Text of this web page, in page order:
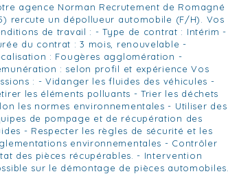
agence Norman Recrutement de Romagné
rercute un dépollueur automobile (F/H). Vos
de travail : - Type de contrat : Intérim -
du contrat : 3 mois, renouvelable -
: Fougères agglomération -
: selon profil et expérience Vos
: - Vidanger les fluides des véhicules -
les éléments polluants - Trier les déchets
les normes environnementales - Utiliser des
de pompage et de récupération des
- Respecter les règles de sécurité et les
environnementales - Contrôler
des pièces récupérables. - Intervention
sur le démontage de pièces automobiles.